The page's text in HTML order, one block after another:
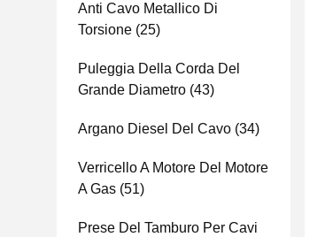
Anti Cavo Metallico Di
Torsione (25)
Puleggia Della Corda Del
Grande Diametro (43)
Argano Diesel Del Cavo (34)
Verricello A Motore Del Motore
A Gas (51)
Prese Del Tamburo Per Cavi